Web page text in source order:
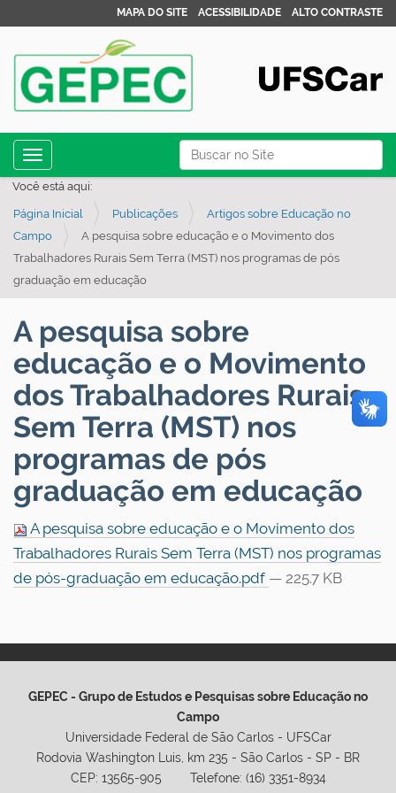
Busca
Busca Avançada…
MAPA DO SITE ACESSIBILIDADE ALTO CONTRASTE
Toggle navigation
Você está aqui:
Página Inicial Publicações
Artigos sobre Educação no
Campo
A pesquisa sobre educação e o Movimento dos
Trabalhadores Rurais Sem Terra (MST) nos programas de pós
graduação em educação
A pesquisa sobre
educação e o Movimento
dos Trabalhadores Rurais
Sem Terra (MST) nos
programas de pós
graduação em educação
A pesquisa sobre educação e o Movimento dos
Trabalhadores Rurais Sem Terra (MST) nos programas
de pós-graduação em educação.pdf — 225.7 KB
GEPEC - Grupo de Estudos e Pesquisas sobre Educação no
Campo
Universidade Federal de São Carlos - UFSCar
Rodovia Washington Luis, km 235 - São Carlos - SP - BR
CEP: 13565-905 Telefone: (16) 3351-8934